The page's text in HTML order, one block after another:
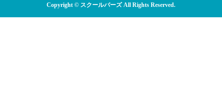
Copyright © スクールバーズ All Rights Reserved.